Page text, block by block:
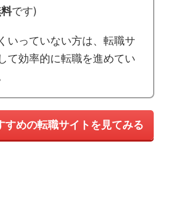
です)
いっていない方は、転職サ
て効率的に転職を進めてい
めの転職サイトを見てみる